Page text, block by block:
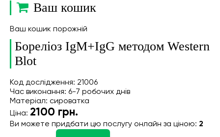
Ваш кошик
Ваш кошик порожній
Бореліоз IgM+IgG методом Western
Blot
Код дослідження: 21006
Час виконання: 6-7 робочих днів
Матеріал: сироватка
Ціна: 2100 грн.
Ви можете придбати цю послугу онлайн за ціною: 2